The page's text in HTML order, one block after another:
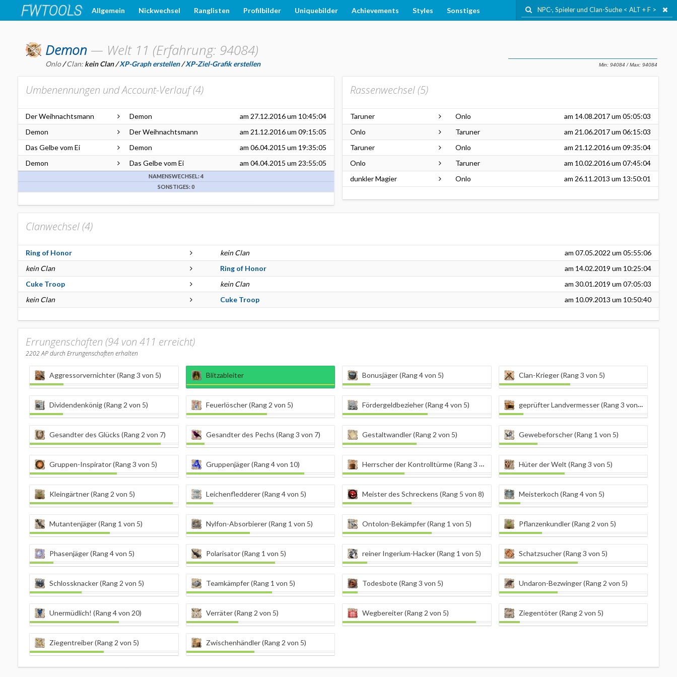
Allgemein Nickwechsel Ranglisten Profilbilder Uniquebilder Achievements Styles Sonstiges
Demon — Welt 11 (Erfahrung: 94084)
Onlo/Clan: kein Clan/XP-Graph erstellen/XP-Ziel-Grafik erstellen
Umbenennungen und Account-Verlauf (4)
Der Weihnachtsmann Demon am 27.12.2016um 10:45:04
Demon
Der Weihnachtsmann am 21.12.2016um 09:15:05
Das Gelbe vom Ei
Demon am 06.04.2015 um 19:35:05
Demon
Das Gelbe vom Ei am 04.04.2015 um 23:55:05
NAMENSWECHSEL: 4
SONSTIGES: 0
Rassenwechsel (5)
Taruner Onlo am 14.08.2017um 05:05:03
Onlo
Taruner am 21.06.2017um 06:15:03
Taruner
Onlo am 21.12.2016um 09:35:04
Onlo
Taruner am 10.02.2016um 07:45:04
dunkler Magier
Onlo am 26.11.2013 um 13:50:01
Clanwechsel (4)
Ring of Honor kein Clan am 07.05.2022 um 05:55:06
kein Clan
Ring of Honor am 14.02.2019 um 10:25:04
Cuke Troop
kein Clan am 30.01.2019 um 07:05:03
kein Clan
Cuke Troop am 10.09.2013 um 10:50:40
Errungenschaften (94 von 411 erreicht)
2202AP durch Errungenschaften erhalten
Aggressorvernichter (Rang 3 von 5) Blitzableiter Bonusjäger (Rang 4 von 5) Clan-Krieger (Rang 3 von 5)
Dividendenkönig (Rang 2 von 5) Feuerlöscher (Rang 2 von 5) Fördergeldbezieher (Rang 4 von 5) geprüfter Landvermesser (Rang 3 von 5)
Gesandter des Glücks (Rang 2 von 7) Gesandter des Pechs (Rang 3 von 7) Gestaltwandler (Rang 2 von 5) Gewebeforscher (Rang 1 von 5)
Gruppen-Inspirator (Rang 3 von 5) Gruppenjäger (Rang 4 von 10) Herrscher der Kontrolltürme (Rang 3 von 5) Hüter der Welt (Rang 3 von 5)
Kleingärtner (Rang 2 von 5) Leichenfledderer (Rang 4 von 5) Meister des Schreckens (Rang 5 von 8) Meisterkoch (Rang 4 von 5)
Mutantenjäger (Rang 1 von 5) Nylfon-Absorbierer (Rang 1 von 5) Ontolon-Bekämpfer (Rang 1 von 5) Pflanzenkundler (Rang 2 von 5)
Phasenjäger (Rang 4 von 5) Polarisator (Rang 1 von 5) reiner Ingerium-Hacker (Rang 1 von 5) Schatzsucher (Rang 3 von 5)
Schlossknacker (Rang 2 von 5) Teamkämpfer (Rang 1 von 5) Todesbote (Rang 3 von 5) Undaron-Bezwinger (Rang 2 von 5)
Unermüdlich! (Rang 4 von 20) Verräter (Rang 2 von 5) Wegbereiter (Rang 2 von 5) Ziegentöter (Rang 2 von 5)
Ziegentreiber (Rang 2 von 5) Zwischenhändler (Rang 2 von 5)